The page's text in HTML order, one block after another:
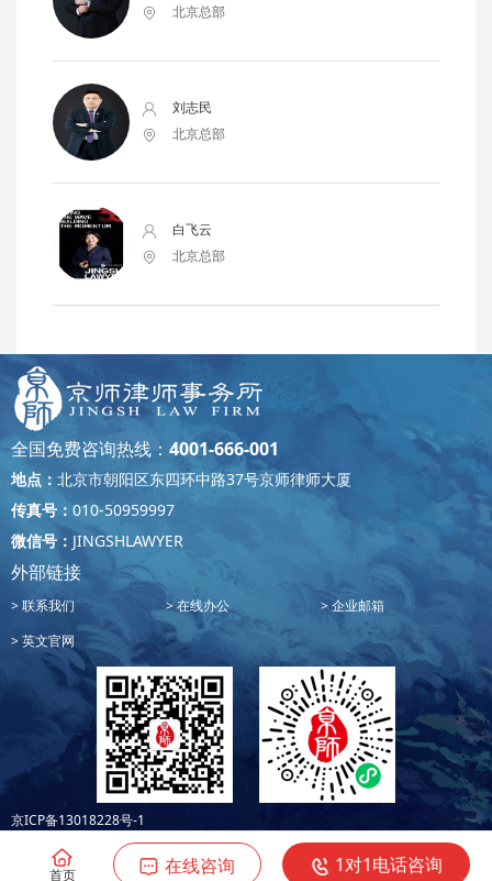
北京总部
刘志民
北京总部
白飞云
北京总部
全国免费咨询热线： 4001-666-001
地点： 北京市朝阳区东四环中路37号京师律师大厦
传真号： 010-50959997
微信号： JINGSHLAWYER
外部链接
联系我们 在线办公
企业邮箱
英文官网
京ICP备13018228号-1
首页 1对1电话咨询
在线咨询